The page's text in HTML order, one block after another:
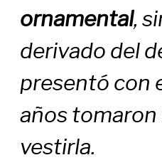
ornamental,
derivado del
presentó con
años tomaron
vestirla.